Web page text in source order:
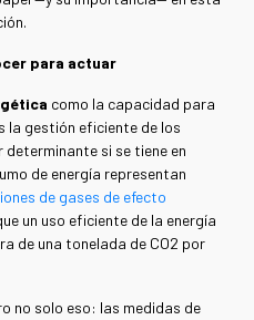
para actuar
como la capacidad para
la gestión eficiente de los
si se tiene en
de energía representan
de gases de efecto
un uso eficiente de la energía
de una tonelada de CO2 por
no solo eso: las medidas de